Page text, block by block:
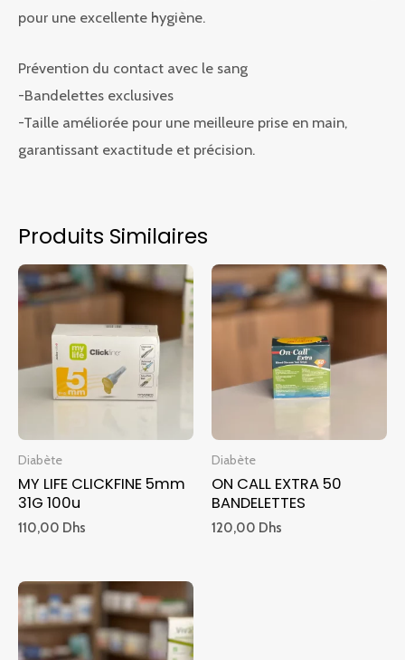
pour une excellente hygiène.
Prévention du contact avec le sang
-Bandelettes exclusives
-Taille améliorée pour une meilleure prise en main,
garantissant exactitude et précision.
Produits Similaires
Diabète
MY LIFE CLICKFINE 5mm
31G 100u
110,00 Dhs
Diabète
ON CALL EXTRA 50
BANDELETTES
120,00 Dhs